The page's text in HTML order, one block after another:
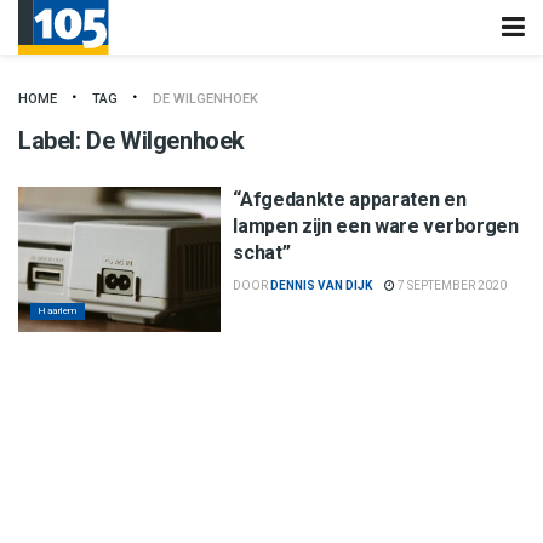
HOME TAG DE WILGENHOEK
Label: De Wilgenhoek
Haarlem
“Afgedankte apparaten en
lampen zijn een ware verborgen
schat”
DOOR DENNIS VAN DIJK 7 SEPTEMBER 2020